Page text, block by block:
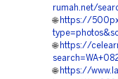
rumah.net/
🌐 https://
🌐 https://
🌐 https://